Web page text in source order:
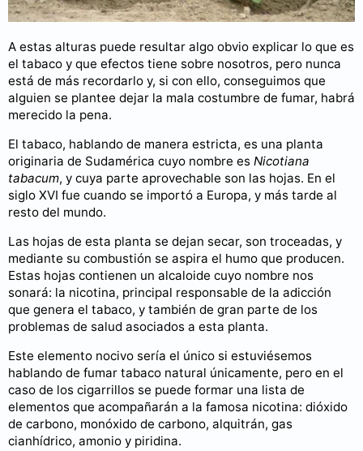
A estas alturas puede resultar algo obvio explicar lo que es
el tabaco y que efectos tiene sobre nosotros, pero nunca
está de más recordarlo y, si con ello, conseguimos que
alguien se plantee dejar la mala costumbre de fumar, habrá
merecido la pena.
El tabaco, hablando de manera estricta, es una planta
originaria de Sudamérica cuyo nombre es Nicotiana
tabacum, y cuya parte aprovechable son las hojas. En el
siglo XVI fue cuando se importó a Europa, y más tarde al
resto del mundo.
Las hojas de esta planta se dejan secar, son troceadas, y
mediante su combustión se aspira el humo que producen.
Estas hojas contienen un alcaloide cuyo nombre nos
sonará: la nicotina, principal responsable de la adicción
que genera el tabaco, y también de gran parte de los
problemas de salud asociados a esta planta.
Este elemento nocivo sería el único si estuviésemos
hablando de fumar tabaco natural únicamente, pero en el
caso de los cigarrillos se puede formar una lista de
elementos que acompañarán a la famosa nicotina: dióxido
de carbono, monóxido de carbono, alquitrán, gas
cianhídrico, amonio y piridina.